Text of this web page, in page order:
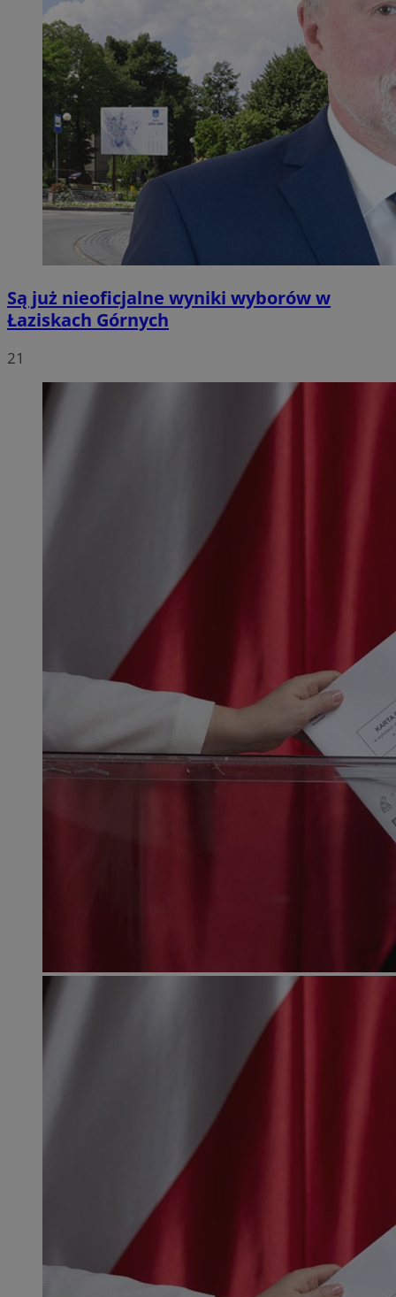
Są już nieoficjalne wyniki wyborów w
Łaziskach Górnych
21